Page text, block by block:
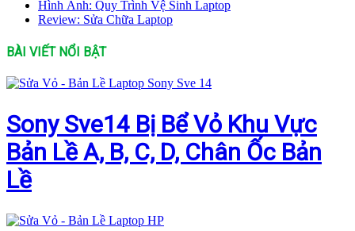
Hình Ảnh: Quy Trình Vệ Sinh Laptop
Review: Sửa Chữa Laptop
BÀI VIẾT NỔI BẬT
Sony Sve14 Bị Bể Vỏ Khu Vực
Bản Lề A, B, C, D, Chân Ốc Bản
Lề